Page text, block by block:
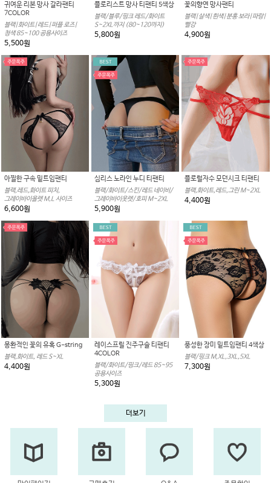
귀여운 리본 망사 갈라팬티
7COLOR
블랙|화이트|레드|퍼플 로즈|
청색 85~100 공용사이즈
5,500원
플로리스트 망사 티팬티 5색상
블랙/블루/핑크 레드/화이트
S~2XL까지 (80~120까지)
5,800원
꽃의향연 망사팬티
블랙|살색|흰색|분홍 보라|파랑|
빨강
4,900원
아찔한 구속 밑트임팬티
블랙,레드,화이트 피치,
그레이바이올렛 M,L 사이즈
6,600원
심리스 노라인 누디 티팬티
블랙/화이트/스킨/레드 네이비/
그레이바이옷렛/호피 M~2XL
5,900원
플로럴자수 모던시크 티팬티
블랙,화이트,레드,그린 M~2XL
4,400원
몽환적인 꽃의 유혹 G-string
블랙,화이트, 레드 S~XL
4,400원
레이스프릴 진주구슬 티팬티
4COLOR
블랙/화이트/핑크/레드 85~95
공용사이즈
5,300원
풍성한 장미 밑트임팬티 4색상
블랙/핑크 M,XL,3XL,5XL
7,300원
더보기